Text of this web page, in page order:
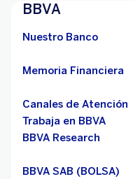
BBVA
Nuestro Banco
Memoria Financiera
Canales de Atención
Trabaja en BBVA
BBVA Research
BBVA SAB (BOLSA)